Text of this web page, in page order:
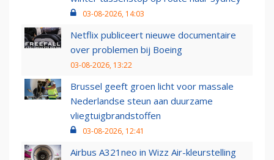
03-08-2026, 14:03
Netflix publiceert nieuwe documentaire
over problemen bij Boeing
03-08-2026, 13:22
Brussel geeft groen licht voor massale
Nederlandse steun aan duurzame
vliegtuigbrandstoffen
03-08-2026, 12:41
Airbus A321neo in Wizz Air-kleurstelling